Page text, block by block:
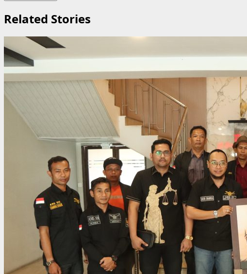
Related Stories